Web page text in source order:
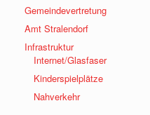
Gemeindevertretung
Amt Stralendorf
Infrastruktur
Internet/Glasfaser
Kinderspielplätze
Nahverkehr